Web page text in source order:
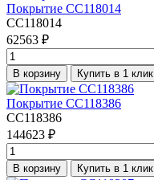
Покрытие CC118014
CC118014
62563 ₽
В корзину Купить в 1 клик
Покрытие CC118386
CC118386
144623 ₽
В корзину Купить в 1 клик